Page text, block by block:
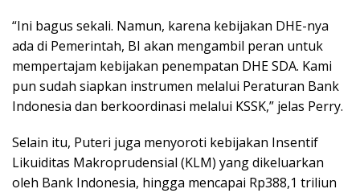
“Ini bagus sekali. Namun, karena kebijakan DHE-nya
ada di Pemerintah, BI akan mengambil peran untuk
mempertajam kebijakan penempatan DHE SDA. Kami
pun sudah siapkan instrumen melalui Peraturan Bank
Indonesia dan berkoordinasi melalui KSSK,” jelas Perry.
Selain itu, Puteri juga menyoroti kebijakan Insentif
Likuiditas Makroprudensial (KLM) yang dikeluarkan
oleh Bank Indonesia, hingga mencapai Rp388,1 triliun